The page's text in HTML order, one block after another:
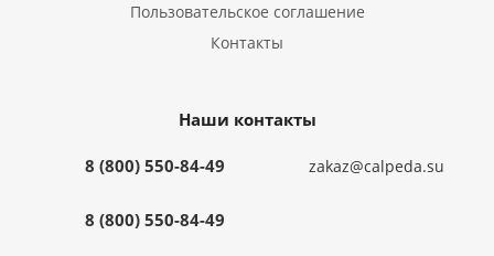
Пользовательское соглашение
Контакты
Наши контакты
8 (800) 550-84-49
8 (800) 550-84-49
zakaz@calpeda.su